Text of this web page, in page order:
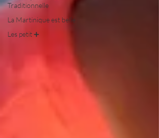
Traditionnelle
La Martinique est belle
Les petit ➕